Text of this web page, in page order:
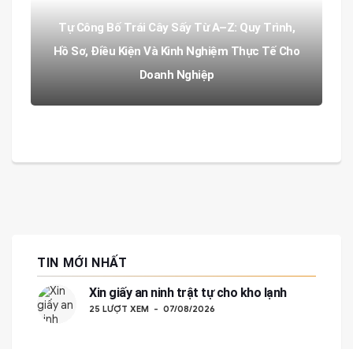
Tự Công Bố Trái Cây Sấy Từ A–Z: Quy Trình,
Hồ Sơ, Điều Kiện Và Kinh Nghiệm Thực Tế Cho
Doanh Nghiệp
TIN MỚI NHẤT
Xin giấy an ninh trật tự cho kho lạnh
25 LƯỢT XEM 07/08/2026